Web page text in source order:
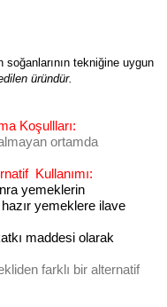
soğanlarının tekniğine uygun
üründür.
Koşullları:
ortamda
Kullanımı:
yemeklerin
yemeklere ilave
maddesi olarak
farklı bir alternatif